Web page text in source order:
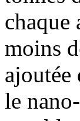
chaque
moins
ajoutée
le